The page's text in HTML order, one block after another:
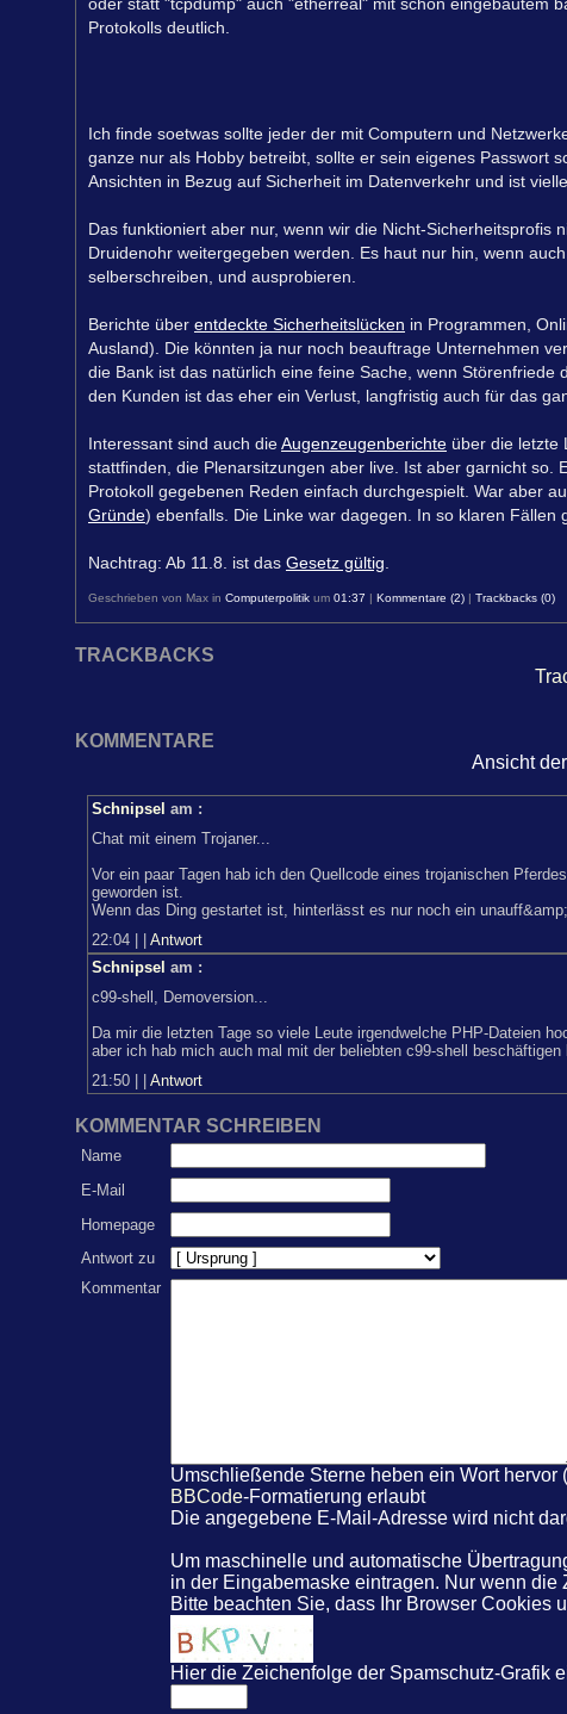
Protokolls deutlich.
Ich finde soetwas sollte jeder der mit Computern und
ganze nur als Hobby betreibt, sollte er sein eigenes Passwort
Ansichten in Bezug auf Sicherheit im Datenverkehr und ist
Das funktioniert aber nur, wenn wir die Nicht-
Druidenohr weitergegeben werden. Es haut nur hin, wenn
selberschreiben, und ausprobieren.
Berichte über entdeckte Sicherheitslücken in Programmen,
Ausland). Die könnten ja nur noch beauftrage Unternehmen
die Bank ist das natürlich eine feine Sache, wenn
den Kunden ist das eher ein Verlust, langfristig auch für das
Interessant sind auch dieAugenzeugenberichte über die letzte
stattfinden, die Plenarsitzungen aber live. Ist aber garnicht so.
Protokoll gegebenen Reden einfach durchgespielt. War aber
Gründe) ebenfalls. Die Linke war dagegen. In so klaren Fällen
Nachtrag: Ab 11.8. ist das Gesetz gültig
Geschrieben von Max in Computerpolitik um 01:37 | Kommentare (2) | Trackbacks (0)
TRACKBACKS
KOMMENTARE
Ansicht
Schnipsel am :
Chat mit einem Trojaner...
Vor ein paar Tagen hab ich den Quellcode eines trojanischen
geworden ist.
Wenn das Ding gestartet ist, hinterlässt es nur noch ein
22:04 | | Antwort
Schnipsel am :
c99-shell, Demoversion...
Da mir die letzten Tage so viele Leute irgendwelche PHP-Dateien
aber ich hab mich auch mal mit der beliebten c99-shell beschäftigen
21:50 | | Antwort
KOMMENTAR SCHREIBEN
Name
E-Mail
Homepage
Antwort zu
Kommentar
Umschließende Sterne heben ein Wort hervor
BBCode-Formatierung erlaubt
Die angegebene E-Mail-Adresse wird nicht
Um maschinelle und automatische
in der Eingabemaske eintragen. Nur wenn
Bitte beachten Sie, dass Ihr Browser Cookies
Hier die Zeichenfolge der Spamschutz-Grafik